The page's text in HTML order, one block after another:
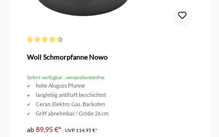
Woll Schmorpfanne Nowo
Sofort verfügbar , versandkostenfrei
hohe Aluguss Pfanne
langlebig antihaft beschichtet
Ceran, Elektro, Gas, Backofen
Griff abnehmbar / Größe 26 cm
ab89,95 €* UVP 114,95 €*